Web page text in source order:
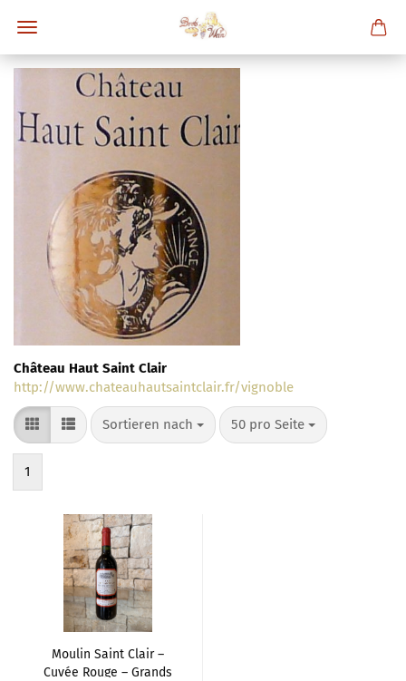
Château Haut Saint Clair
http://www.chateauhautsaintclair.fr/vignoble
Sortieren nach
Sortieren nach 50 pro Seite
pro Seite
1
Moulin Saint Clair –
Cuvée Rouge – Grands